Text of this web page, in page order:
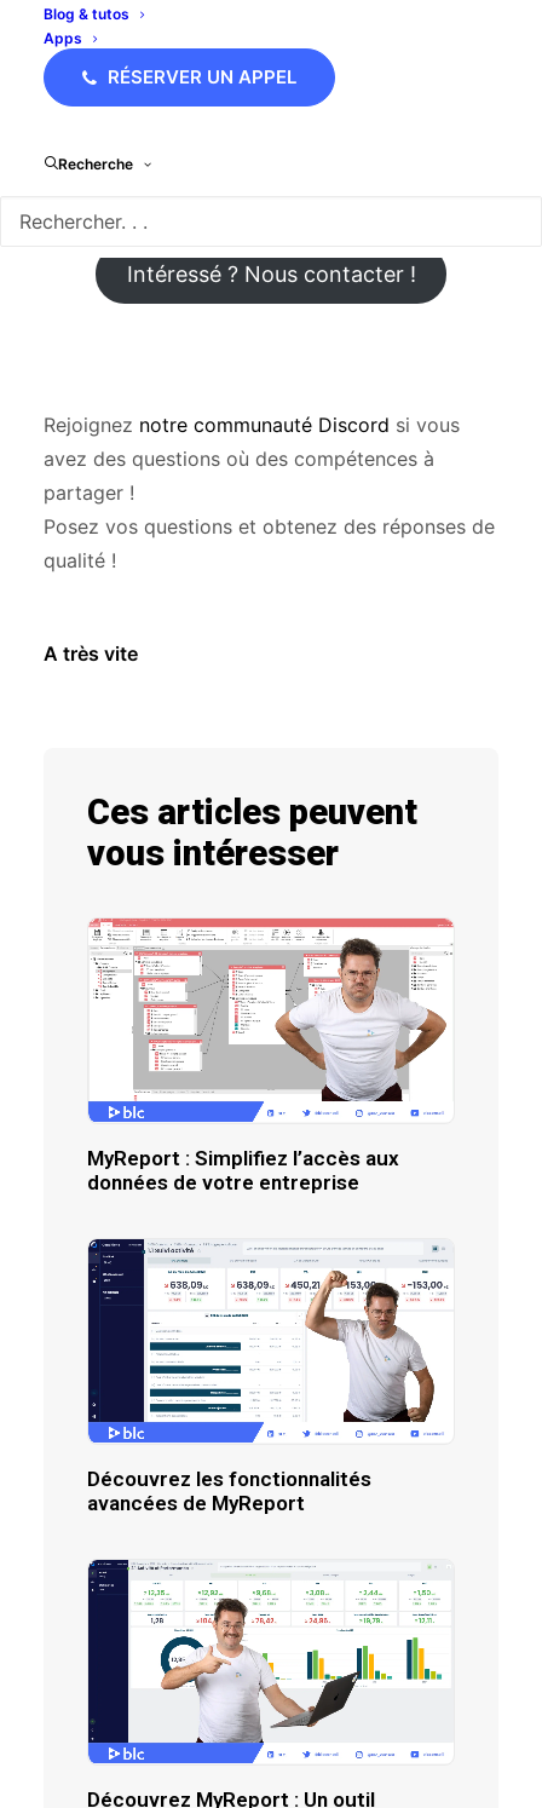
Blog & tutos
Apps
RÉSERVER UN APPEL
Recherche
Dans cette formation vidéo, je vous explique
comment utiliser un filtre zone dans votre logiciel
décisionnel,
MyReport Builder BE
Intéressé ? Nous contacter !
Rejoignez notre communauté Discord si vous
avez des questions où des compétences à
partager !
Posez vos questions et obtenez des réponses de
qualité !
A très vite
Ces articles peuvent
vous intéresser
MyReport : Simplifiez l’accès aux
données de votre entreprise
Découvrez les fonctionnalités
avancées de MyReport
Découvrez MyReport : Un outil